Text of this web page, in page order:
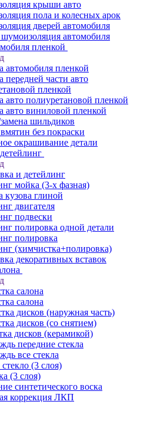
крыши авто
пола и колесных арок
дверей автомобиля
автомобиля
пленкой
автомобиля пленкой
передней части авто
пленкой
авто полиуретановой пленкой
авто виниловой пленкой
шильдиков
без покраски
окрашивание детали
и детейлинг
мойка (3-х фазная)
кузова глиной
двигателя
подвески
полировка одной детали
полировка
(химчистка+полировка)
декоративных вставок
салона
салона
дисков (наружная часть)
дисков (со снятием)
дисков (керамикой)
передние стекла
все стекла
(3 слоя)
(3 слоя)
синтетического воска
коррекция ЛКП